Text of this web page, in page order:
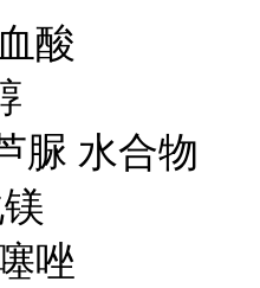
酸
脲 水合物
唑